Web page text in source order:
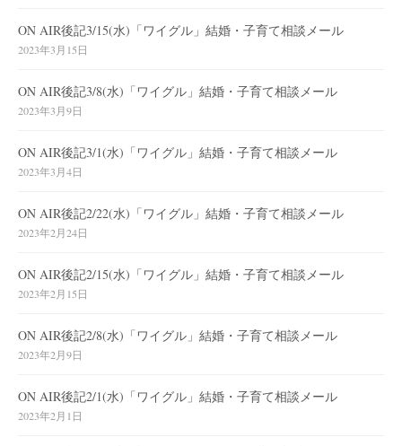
ON AIR後記3/15(水)「ワイグル」結婚・子育て相談メール
2023年3月15日
ON AIR後記3/8(水)「ワイグル」結婚・子育て相談メール
2023年3月9日
ON AIR後記3/1(水)「ワイグル」結婚・子育て相談メール
2023年3月4日
ON AIR後記2/22(水)「ワイグル」結婚・子育て相談メール
2023年2月24日
ON AIR後記2/15(水)「ワイグル」結婚・子育て相談メール
2023年2月15日
ON AIR後記2/8(水)「ワイグル」結婚・子育て相談メール
2023年2月9日
ON AIR後記2/1(水)「ワイグル」結婚・子育て相談メール
2023年2月1日